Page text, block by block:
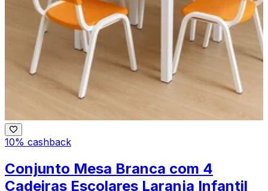
10% cashback
Conjunto Mesa Branca com 4
Cadeiras Escolares Laranja Infantil